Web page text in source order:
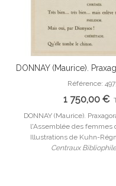
Ajouter Au
DONNAY (Maurice).
de l'Assemblée
d'Aristophane. Edition
par Kuhn-
Référence:
1 750,00 €
DONNAY (Maurice).
l'Assemblée des femmes
Illustrations de Kuhn-
Centraux